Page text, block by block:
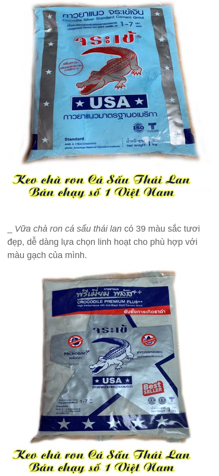
Vữa chà ron cá sấu thái lan có 39 màu sắc tươi
đẹp, dễ dàng lựa chọn linh hoạt cho phù hợp với
màu gạch của mình.